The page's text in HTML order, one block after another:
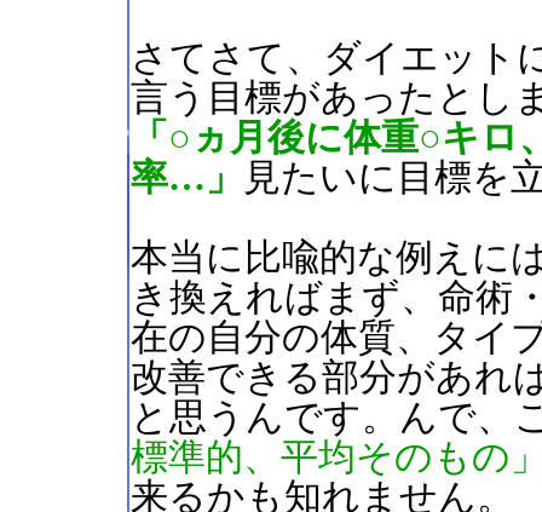
さてさて、ダイエット
言う目標があったとし
「○ヵ月後に体重○キ
率…」
見たいに目標を
本当に比喩的な例えに
き換えればまず、命術
在の自分の体質、タイ
改善できる部分があれ
と思うんです。んで、
標準的、平均そのもの
来るかも知れません。